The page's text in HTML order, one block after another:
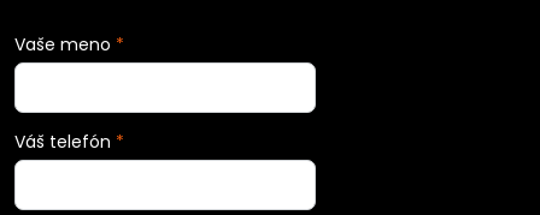
Vaše meno *
Váš telefón *